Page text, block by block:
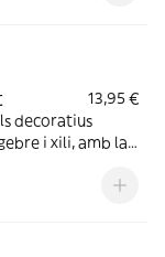
13,95 €
decoratius
i xili, amb la